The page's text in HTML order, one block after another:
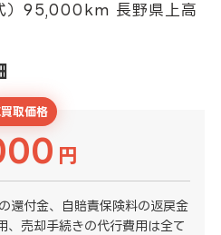
）95,000km 長野県上高
取価格
円
還付金、自賠責保険料の返戻金
、売却手続きの代行費用は全て